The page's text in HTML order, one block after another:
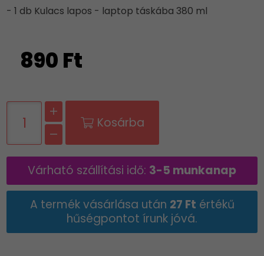
- 1 db Kulacs lapos - laptop táskába 380 ml
890 Ft
Kosárba
Várható szállítási idő: 3-5 munkanap
A termék vásárlása után 27 Ft értékű
hűségpontot írunk jóvá.